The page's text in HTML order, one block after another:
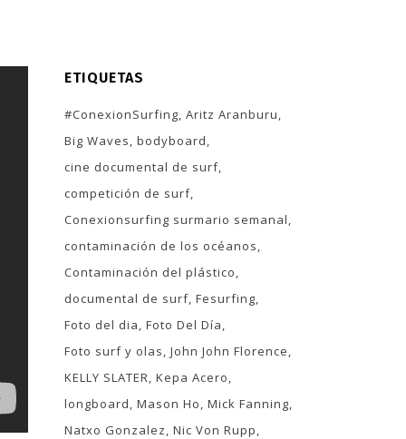
ETIQUETAS
#ConexionSurfing Aritz Aranburu
Big Waves bodyboard
cine documental de surf
competición de surf
Conexionsurfing surmario semanal
contaminación de los océanos
Contaminación del plástico
documental de surf Fesurfing
Foto del dia Foto Del Día
Foto surf y olas John John Florence
KELLY SLATER Kepa Acero
longboard Mason Ho Mick Fanning
Natxo Gonzalez Nic Von Rupp